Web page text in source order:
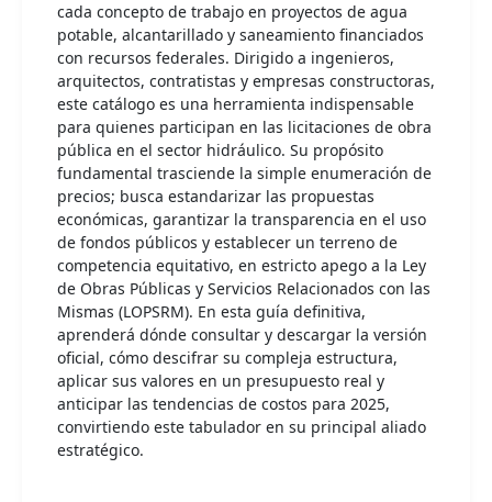
cada concepto de trabajo en proyectos de agua
potable, alcantarillado y saneamiento financiados
con recursos federales. Dirigido a ingenieros,
arquitectos, contratistas y empresas constructoras,
este catálogo es una herramienta indispensable
para quienes participan en las licitaciones de obra
pública en el sector hidráulico. Su propósito
fundamental trasciende la simple enumeración de
precios; busca estandarizar las propuestas
económicas, garantizar la transparencia en el uso
de fondos públicos y establecer un terreno de
competencia equitativo, en estricto apego a la Ley
de Obras Públicas y Servicios Relacionados con las
Mismas (LOPSRM). En esta guía definitiva,
aprenderá dónde consultar y descargar la versión
oficial, cómo descifrar su compleja estructura,
aplicar sus valores en un presupuesto real y
anticipar las tendencias de costos para 2025,
convirtiendo este tabulador en su principal aliado
estratégico.